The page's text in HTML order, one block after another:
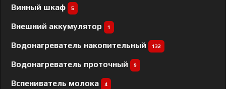
Винный шкаф 5
Внешний аккумулятор 1
Водонагреватель накопительный 132
Водонагреватель проточный 9
Вспениватель молока 4